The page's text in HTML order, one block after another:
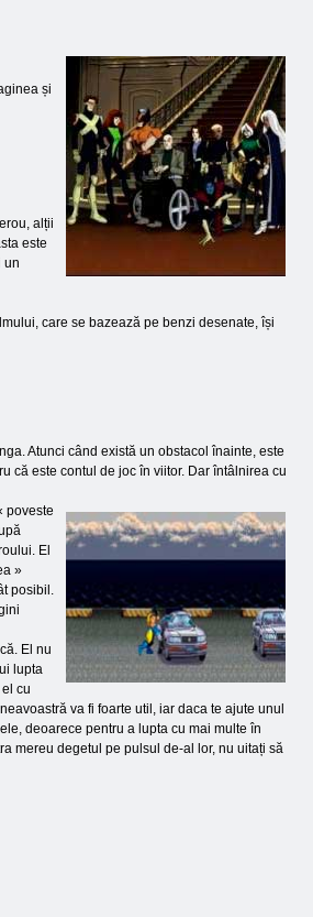
și
alții
este
un
care se bazează pe benzi desenate, își
Atunci când există un obstacol înainte, este
că este contul de joc în viitor. Dar întâlnirea cu
poveste
El
»
posibil.
El nu
lupta
cu
va fi foarte util, iar daca te ajute unul
deoarece pentru a lupta cu mai multe în
mereu degetul pe pulsul de-al lor, nu uitați să